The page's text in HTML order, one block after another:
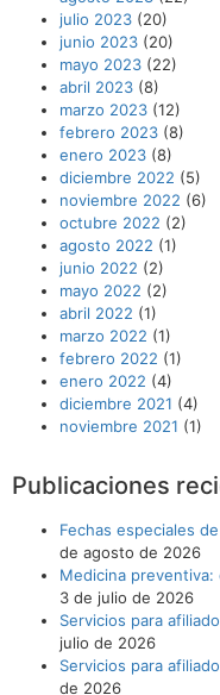
julio 2023 (20)
junio 2023 (20)
mayo 2023 (22)
abril 2023 (8)
marzo 2023 (12)
febrero 2023 (8)
enero 2023 (8)
diciembre 2022 (5)
noviembre 2022 (6)
octubre 2022 (2)
agosto 2022 (1)
junio 2022 (2)
mayo 2022 (2)
abril 2022 (1)
marzo 2022 (1)
febrero 2022 (1)
enero 2022 (4)
diciembre 2021 (4)
noviembre 2021 (1)
Publicaciones
Fechas especiales
de agosto de 2026
Medicina
3 de julio de 2026
Servicios para
julio de 2026
Servicios para
de 2026